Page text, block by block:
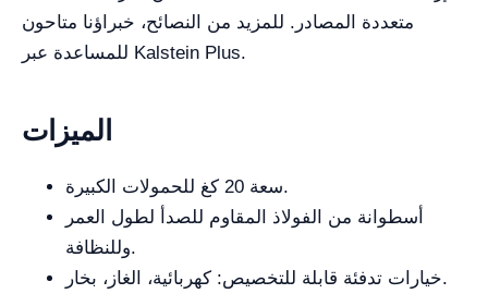
متعددة المصادر. للمزيد من النصائح، خبراؤنا متاحون
للمساعدة عبر Kalstein Plus.
الميزات
سعة 20 كغ للحمولات الكبيرة.
أسطوانة من الفولاذ المقاوم للصدأ لطول العمر
وللنظافة.
خيارات تدفئة قابلة للتخصيص: كهربائية، الغاز، بخار.